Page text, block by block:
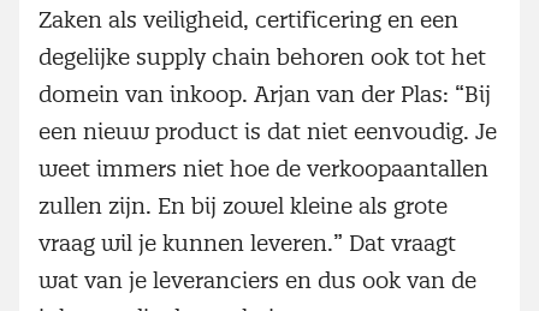
Zaken als veiligheid, certificering en een
degelijke supply chain behoren ook tot het
domein van inkoop. Arjan van der Plas: “Bij
een nieuw product is dat niet eenvoudig. Je
weet immers niet hoe de verkoopaantallen
zullen zijn. En bij zowel kleine als grote
vraag wil je kunnen leveren.” Dat vraagt
wat van je leveranciers en dus ook van de